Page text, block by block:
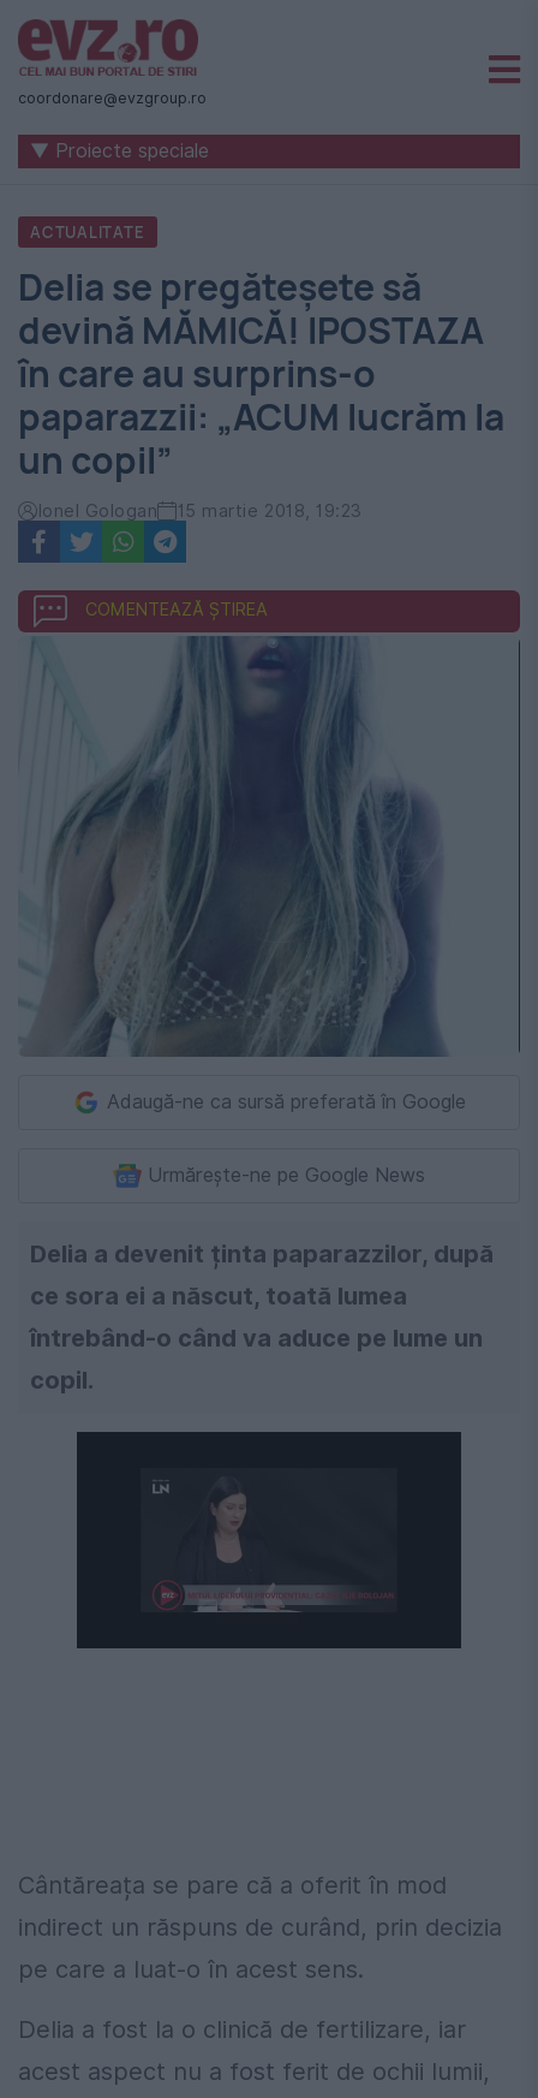
Știri
naționale
internaționale
România
-
Evenimentul
Zilei
coordonare@evzgroup.ro
▼ Proiecte speciale
ACTUALITATE
Delia se pregăteșete să
devină MĂMICĂ! IPOSTAZA
în care au surprins-o
paparazzii: „ACUM lucrăm la
un copil”
Ionel Gologan 15 martie 2018, 19:23
COMENTEAZĂ ȘTIREA
Adaugă-ne ca sursă preferată în Google
Urmărește-ne pe Google News
Delia a devenit ținta paparazzilor, după
ce sora ei a născut, toată lumea
întrebând-o când va aduce pe lume un
copil.
Cântăreața se pare că a oferit în mod
indirect un răspuns de curând, prin decizia
pe care a luat-o în acest sens.
Delia a fost la o clinică de fertilizare, iar
acest aspect nu a fost ferit de ochii lumii,